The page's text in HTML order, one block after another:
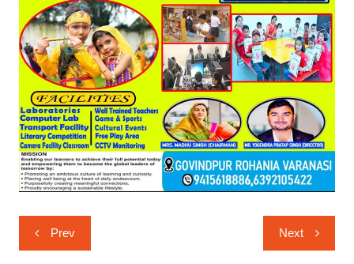
Post
navigation
Prev Next